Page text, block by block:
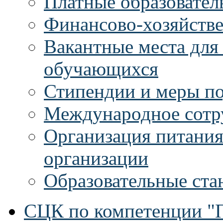
Финансово-
Вакантные места
обучающихся
Стипендии и меры
Международное
Организация
организации
Образовательные
СЦК по компетенции